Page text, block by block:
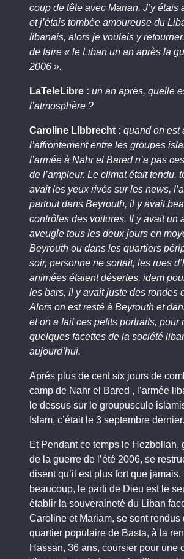
coup de tête avec Marian. J’y étais
et j’étais tombée amoureuse du
libanais, alors je voulais y retourner.
de faire « le Liban un an après la
2006 ».
LaTeleLibre : un an après, quelle
l’atmosphère ?
Caroline Libbrecht : quand on est
l’affrontement entre les groupes
l’armée à Nahr el Bared n’a pas
de l’ampleur. Le climat était tendu,
avait les yeux rivés sur les news,
partout dans Beyrouth, il y avait
contrôles des voitures. Il y avait un
aveugle tous les deux jours en
Beyrouth ou dans les quartiers
soir, personne ne sortait, les rues
animées étaient désertes, idem
les bars, il y avait juste des rondes
Alors on est resté à Beyrouth et
et on a fait ces petits portraits, pour
quelques facettes de la société
aujourd’hui.
Aprés plus de cent six jours de
camp de Nahr el Bared , l’armée
le dessus sur le groupuscule
Islam, c’était le 3 septembre dernier.
Et Pendant ce temps le Hezbollah,
de la guerre de l’été 2006, se
disent qu’il est plus fort que jamais.
beaucoup, le parti de Dieu est le
établir la souveraineté du Liban
Caroline et Mariam, se sont rendus
quartier populaire de Basta, à la
Hassan, 36 ans, coursier pour une